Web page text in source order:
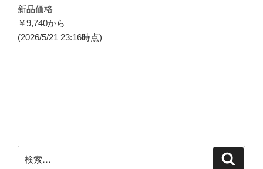
新品価格
￥9,740から
(2026/5/21 23:16時点)